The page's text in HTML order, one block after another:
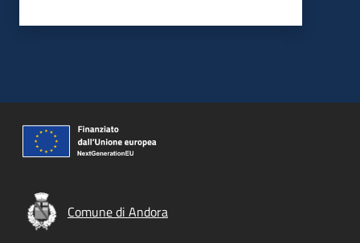
Comune di Andora